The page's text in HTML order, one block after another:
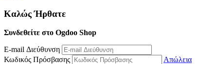
Καλώς Ήρθατε
Συνδεθείτε στο Ogdoo Shop
E-mail Διεύθυνση
Κωδικός Πρόσβασης
Απώλεια